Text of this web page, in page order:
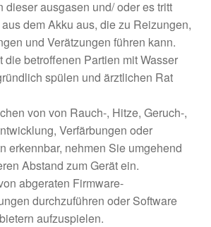
dieser ausgasen und/ oder es tritt
dem Akku aus, die zu Reizungen,
und Verätzungen führen kann.
die betroffenen Partien mit Wasser
spülen und ärztlichen Rat
von von Rauch-, Hitze, Geruch-,
Verfärbungen oder
erkennbar, nehmen Sie umgehend
Abstand zum Gerät ein.
abgeraten Firmware-
durchzuführen oder Software
aufzuspielen.